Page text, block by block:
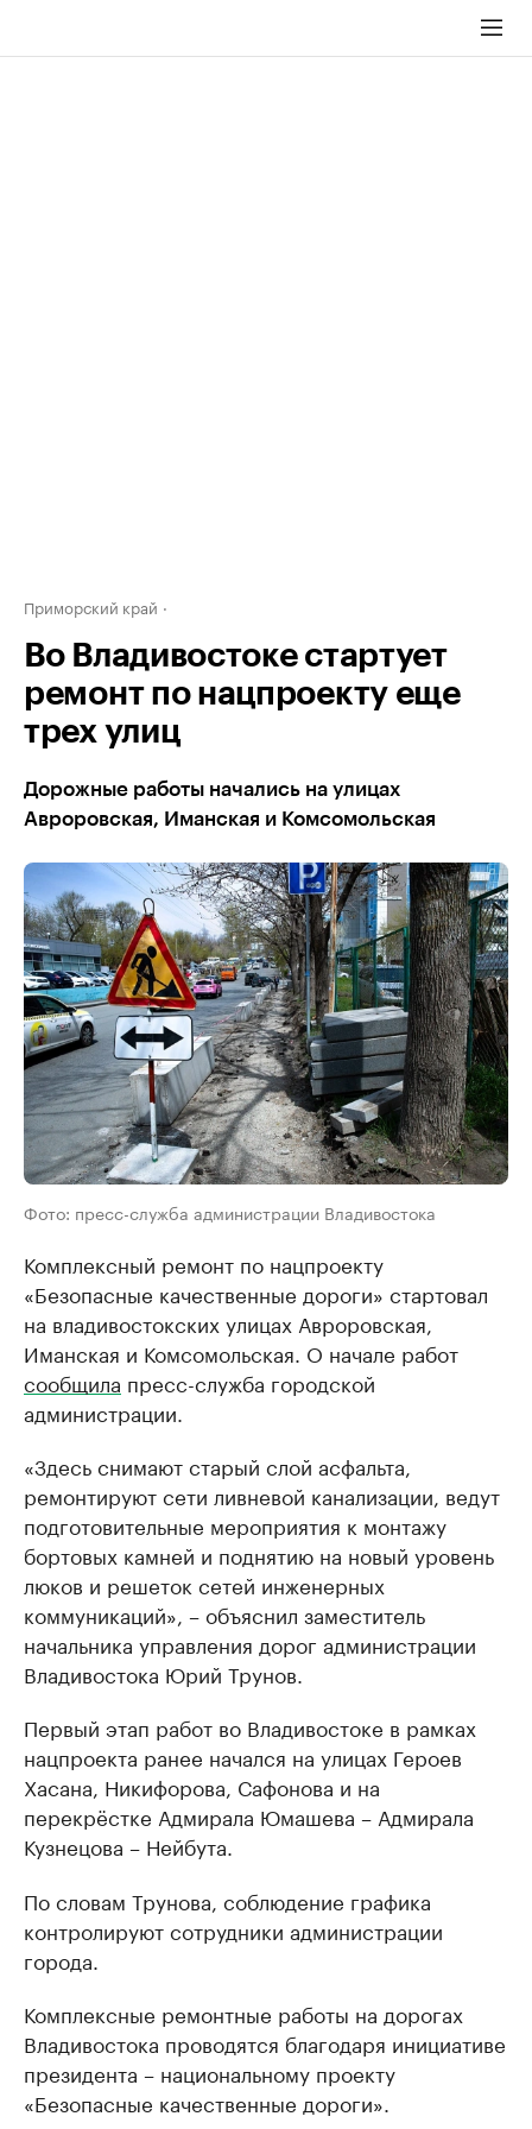
Приморский край
Во Владивостоке стартует
ремонт по нацпроекту еще
трех улиц
Дорожные работы начались на улицах
Авроровская, Иманская и Комсомольская
Фото: пресс-служба администрации Владивостока
Комплексный ремонт по нацпроекту
«Безопасные качественные дороги» стартовал
на владивостокских улицах Авроровская,
Иманская и Комсомольская. О начале работ
сообщила пресс-служба городской
администрации.
«Здесь снимают старый слой асфальта,
ремонтируют сети ливневой канализации, ведут
подготовительные мероприятия к монтажу
бортовых камней и поднятию на новый уровень
люков и решеток сетей инженерных
коммуникаций», – объяснил заместитель
начальника управления дорог администрации
Владивостока Юрий Трунов.
Первый этап работ во Владивостоке в рамках
нацпроекта ранее начался на улицах Героев
Хасана, Никифорова, Сафонова и на
перекрёстке Адмирала Юмашева – Адмирала
Кузнецова – Нейбута.
По словам Трунова, соблюдение графика
контролируют сотрудники администрации
города.
Комплексные ремонтные работы на дорогах
Владивостока проводятся благодаря инициативе
президента – национальному проекту
«Безопасные качественные дороги».